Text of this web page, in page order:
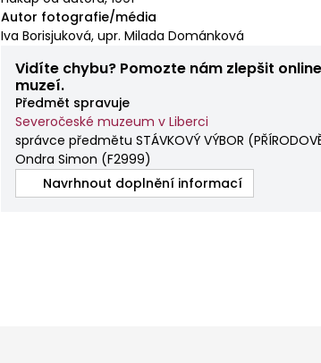
Autor fotografie/média
Iva Borisjuková, upr. Milada Dománková
Vidíte chybu? Pomozte nám zlepšit
muzeí.
Předmět spravuje
Severočeské muzeum v Liberci
správce předmětu STÁVKOVÝ VÝBOR
Ondra Simon (F2999)
Navrhnout doplnění informací